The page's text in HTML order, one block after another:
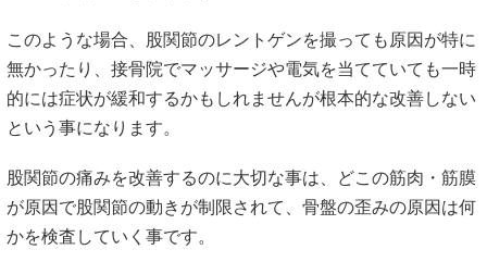
このような場合、股関節のレントゲンを撮っても原因が特に
無かったり、接骨院でマッサージや電気を当てていても一時
的には症状が緩和するかもしれませんが根本的な改善しない
という事になります。
股関節の痛みを改善するのに大切な事は、どこの筋肉・筋膜
が原因で股関節の動きが制限されて、骨盤の歪みの原因は何
かを検査していく事です。